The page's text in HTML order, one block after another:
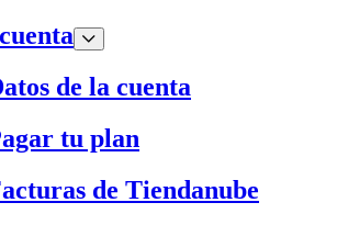
de la cuenta
tu plan
de Tiendanube